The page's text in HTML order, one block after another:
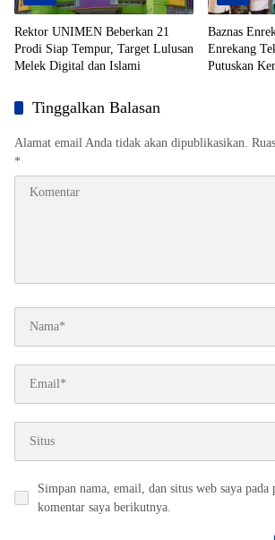
Rektor UNIMEN Beberkan 21
Prodi Siap Tempur, Target Lulusan
Melek Digital dan Islami
Baznas
Enrekang
Putuskan
Tinggalkan Balasan
Alamat email Anda tidak akan dipublikasikan.
*
Simpan nama, email, dan situs web saya
komentar saya berikutnya.